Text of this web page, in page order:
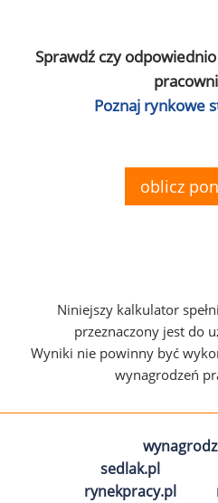
Sprawdź czy
Poznaj rynkowe
oblicz
Niniejszy kalkulator
przeznaczony jest do
Wyniki nie powinny być
wynagrodzeń
sedlak.pl
rynekpracy.pl